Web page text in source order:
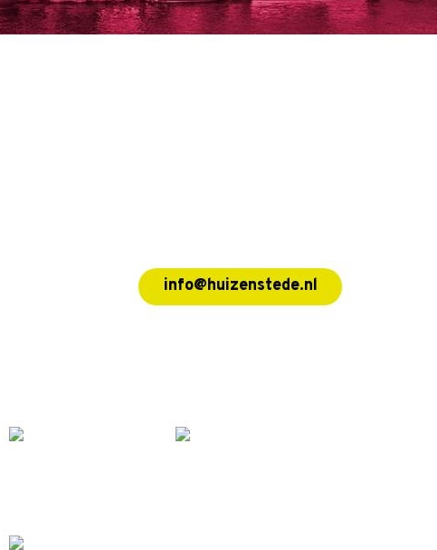
info@huizenstede.nl